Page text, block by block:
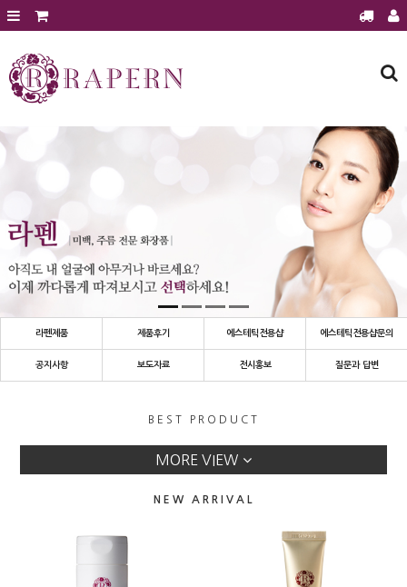
회원가입 로그인
에스테틱 전용샵
에스테틱샵 이달의 행사
제품후기
공지사항
전시홍보
질문과 답변
라펜제품 제품후기 에스테틱전용샵 에스테틱전용샵문의
공지사항 보도자료 전시홍보 질문과 답변
BEST PRODUCT
MORE VIEW
NEW ARRIVAL